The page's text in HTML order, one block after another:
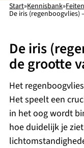
Start»Kennisbank»
De iris
De iris
de grootte
Het
Het speelt een
in het oog wordt
hoe duidelijk je